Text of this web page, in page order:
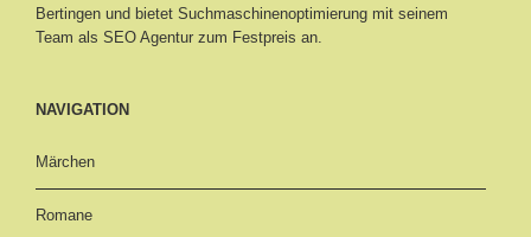
Bertingen und bietet Suchmaschinenoptimierung mit seinem
Team als SEO Agentur zum Festpreis an.
NAVIGATION
Märchen
Romane